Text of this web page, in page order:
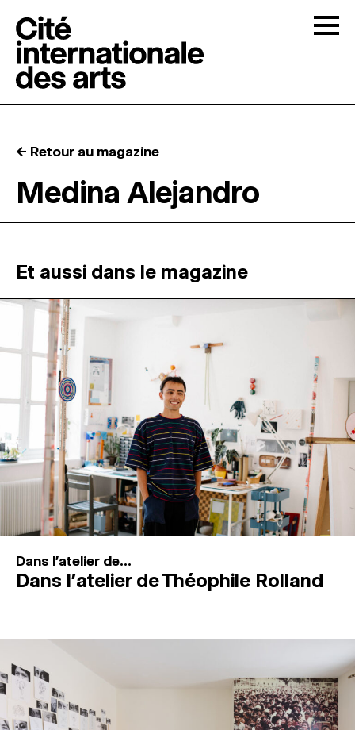
RÉSIDENCES ↓
ATELIERS OUVERTS
PROGRAMMATION
MAGAZINE
ESPACES DE PRATIQUE ARTISTIQUE ↓
Recherche
Connexion
← Retour au magazine
Medina Alejandro
Et aussi dans le magazine
Dans l'atelier de...
Dans l’atelier de Théophile Rolland